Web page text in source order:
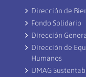
Dirección de
Fondo Solidario
Dirección
Dirección de
Humanos
UMAG